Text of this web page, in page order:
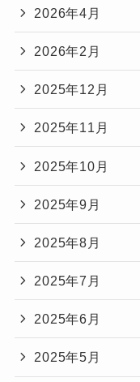
2026年4月
2026年2月
2025年12月
2025年11月
2025年10月
2025年9月
2025年8月
2025年7月
2025年6月
2025年5月